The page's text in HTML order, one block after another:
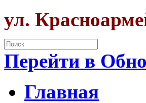
ул.
Перейти в
Главная